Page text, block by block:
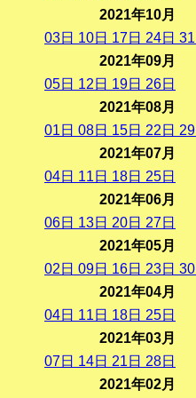
2021年10月
03日 10日 17日 24日 31
2021年09月
05日 12 日 19日 26日
2021年08月
01 日 08日 15日 22 日 29
2021年07月
04日 11 日 18日 25日
2021年06月
06日 13日 20日 27日
2021年05月
02 日 09日 16日 23日 30
2021年04月
04日 11 日 18日 25日
2021年03月
07日 14日 21 日 28日
2021年02月